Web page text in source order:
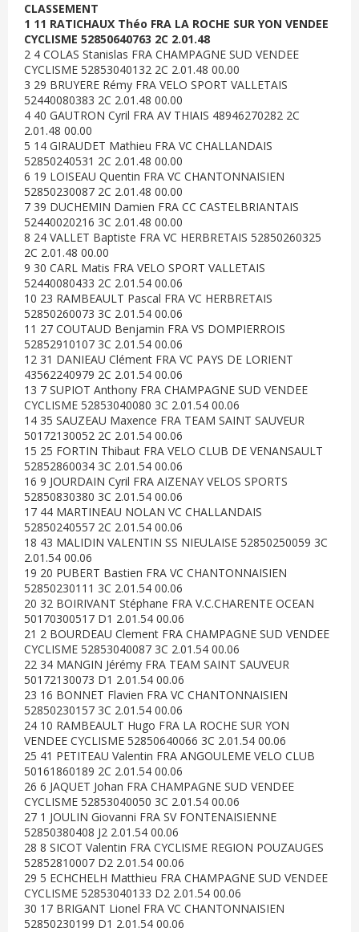
CLASSEMENT
1 11 RATICHAUX Théo FRA LA ROCHE SUR YON VENDEE
CYCLISME 52850640763 2C 2.01.48
2 4 COLAS Stanislas FRA CHAMPAGNE SUD VENDEE
CYCLISME 52853040132 2C 2.01.48 00.00
3 29 BRUYERE Rémy FRA VELO SPORT VALLETAIS
52440080383 2C 2.01.48 00.00
4 40 GAUTRON Cyril FRA AV THIAIS 48946270282 2C
2.01.48 00.00
5 14 GIRAUDET Mathieu FRA VC CHALLANDAIS
52850240531 2C 2.01.48 00.00
6 19 LOISEAU Quentin FRA VC CHANTONNAISIEN
52850230087 2C 2.01.48 00.00
7 39 DUCHEMIN Damien FRA CC CASTELBRIANTAIS
52440020216 3C 2.01.48 00.00
8 24 VALLET Baptiste FRA VC HERBRETAIS 52850260325
2C 2.01.48 00.00
9 30 CARL Matis FRA VELO SPORT VALLETAIS
52440080433 2C 2.01.54 00.06
10 23 RAMBEAULT Pascal FRA VC HERBRETAIS
52850260073 3C 2.01.54 00.06
11 27 COUTAUD Benjamin FRA VS DOMPIERROIS
52852910107 3C 2.01.54 00.06
12 31 DANIEAU Clément FRA VC PAYS DE LORIENT
43562240979 2C 2.01.54 00.06
13 7 SUPIOT Anthony FRA CHAMPAGNE SUD VENDEE
CYCLISME 52853040080 3C 2.01.54 00.06
14 35 SAUZEAU Maxence FRA TEAM SAINT SAUVEUR
50172130052 2C 2.01.54 00.06
15 25 FORTIN Thibaut FRA VELO CLUB DE VENANSAULT
52852860034 3C 2.01.54 00.06
16 9 JOURDAIN Cyril FRA AIZENAY VELOS SPORTS
52850830380 3C 2.01.54 00.06
17 44 MARTINEAU NOLAN VC CHALLANDAIS
52850240557 2C 2.01.54 00.06
18 43 MALIDIN VALENTIN SS NIEULAISE 52850250059 3C
2.01.54 00.06
19 20 PUBERT Bastien FRA VC CHANTONNAISIEN
52850230111 3C 2.01.54 00.06
20 32 BOIRIVANT Stéphane FRA V.C.CHARENTE OCEAN
50170300517 D1 2.01.54 00.06
21 2 BOURDEAU Clement FRA CHAMPAGNE SUD VENDEE
CYCLISME 52853040087 3C 2.01.54 00.06
22 34 MANGIN Jérémy FRA TEAM SAINT SAUVEUR
50172130073 D1 2.01.54 00.06
23 16 BONNET Flavien FRA VC CHANTONNAISIEN
52850230157 3C 2.01.54 00.06
24 10 RAMBEAULT Hugo FRA LA ROCHE SUR YON
VENDEE CYCLISME 52850640066 3C 2.01.54 00.06
25 41 PETITEAU Valentin FRA ANGOULEME VELO CLUB
50161860189 2C 2.01.54 00.06
26 6 JAQUET Johan FRA CHAMPAGNE SUD VENDEE
CYCLISME 52853040050 3C 2.01.54 00.06
27 1 JOULIN Giovanni FRA SV FONTENAISIENNE
52850380408 J2 2.01.54 00.06
28 8 SICOT Valentin FRA CYCLISME REGION POUZAUGES
52852810007 D2 2.01.54 00.06
29 5 ECHCHELH Matthieu FRA CHAMPAGNE SUD VENDEE
CYCLISME 52853040133 D2 2.01.54 00.06
30 17 BRIGANT Lionel FRA VC CHANTONNAISIEN
52850230199 D1 2.01.54 00.06